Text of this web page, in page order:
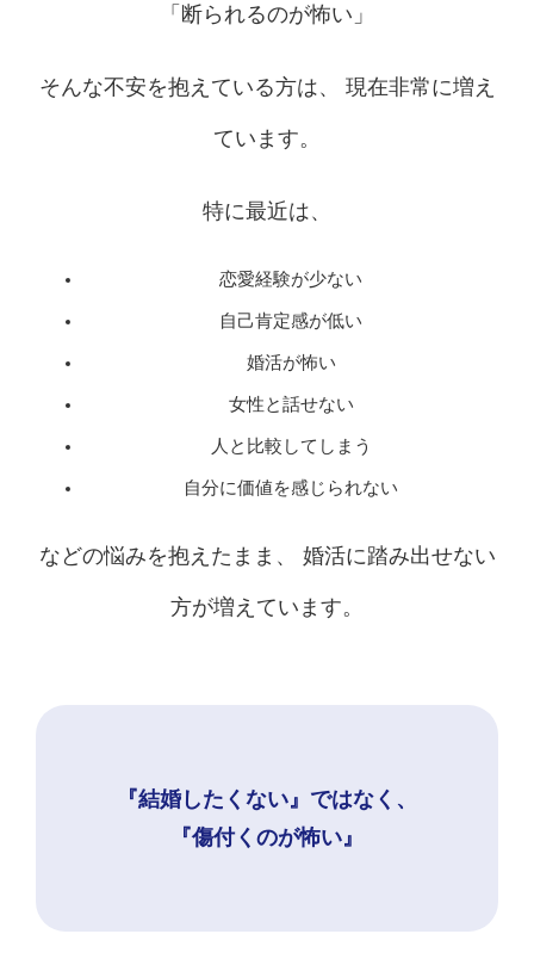
「断られるのが怖い」
そんな不安を抱えている方は、 現在非常に増え
ています。
特に最近は、
恋愛経験が少ない
自己肯定感が低い
婚活が怖い
女性と話せない
人と比較してしまう
自分に価値を感じられない
などの悩みを抱えたまま、 婚活に踏み出せない
方が増えています。
『結婚したくない』ではなく、
『傷付くのが怖い』